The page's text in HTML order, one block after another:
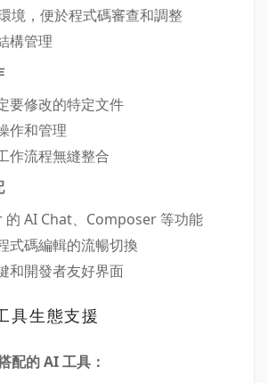
境，便於程式碼審查和調整
構管理
要修改的特定文件
作和管理
作流程無縫整合
的 AI Chat、Composer 等功能
式碼編輯的流暢切換
和開發者友好界面
具生態支援
配的 AI 工具：